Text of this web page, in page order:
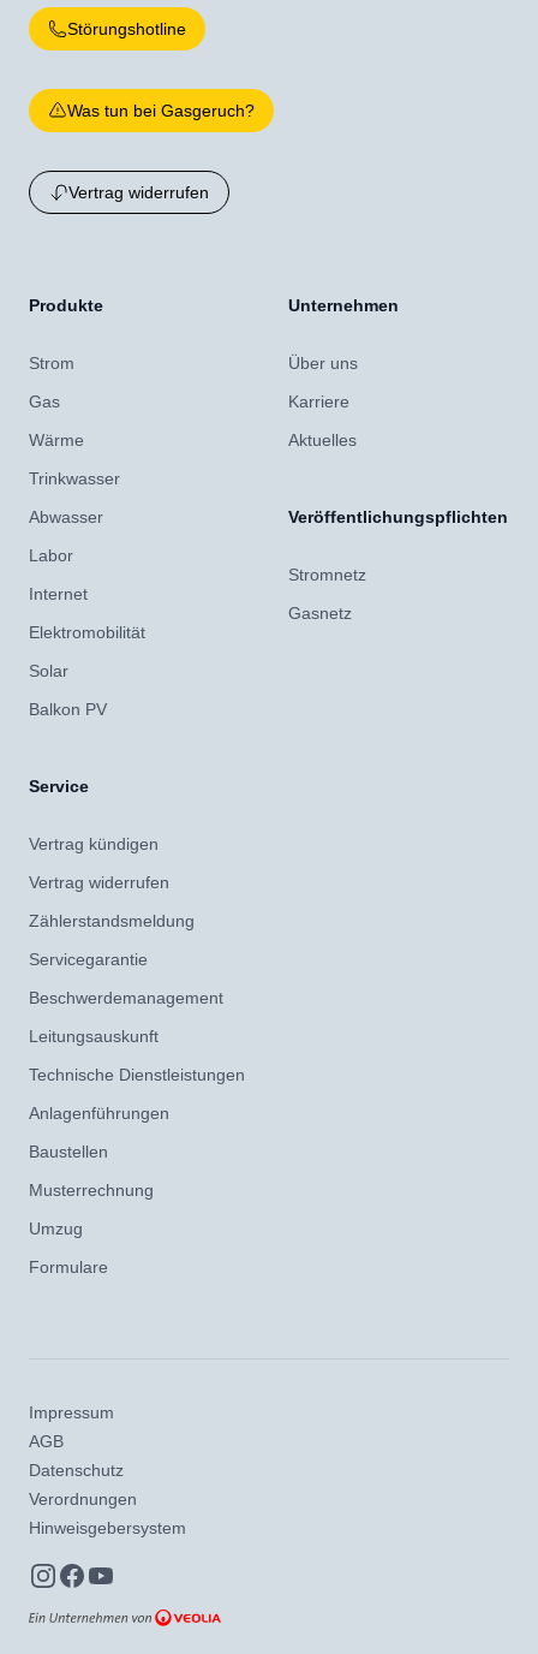
Störungshotline
Was tun bei Gasgeruch?
Vertrag widerrufen
Produkte
Strom
Gas
Wärme
Trinkwasser
Abwasser
Labor
Internet
Elektromobilität
Solar
Balkon PV
Service
Vertrag kündigen
Vertrag widerrufen
Zählerstandsmeldung
Servicegarantie
Beschwerdemanagement
Leitungsauskunft
Technische Dienstleistungen
Anlagenführungen
Baustellen
Musterrechnung
Umzug
Formulare
Unternehmen
Über uns
Karriere
Aktuelles
Veröffentlichungspflichten
Stromnetz
Gasnetz
Impressum
AGB
Datenschutz
Verordnungen
Hinweisgebersystem
Instagram
Facebook
YouTube